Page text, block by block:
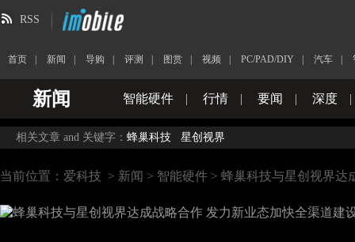
RSS
首页 新闻 导购 评测 图赏 视频 PC/PAD/DIY 汽车
新闻 智能硬件 | 行情 | 要闻 | 深度 |
相关文章 and 关键字： 蜂巢科技 星创视界
当前位置： 爱科技 > 新闻 > 智能硬件 > 蜂巢科技与星创视界达